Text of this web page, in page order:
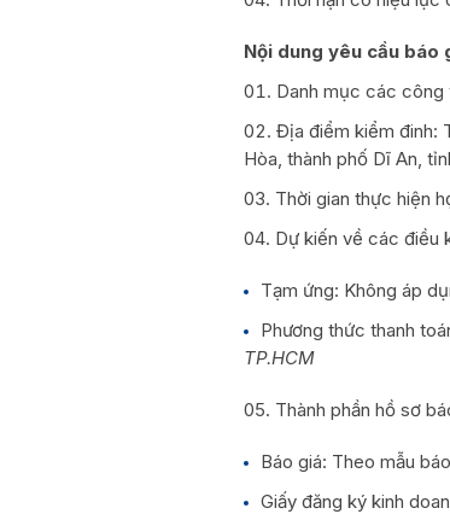
Nội dung yêu cầu báo
Danh mục các công
Địa điểm kiểm đinh:
Hòa, thành phố Dĩ An,
Thời gian thực hiện
Dự kiến về các điều
Tạm ứng: Không áp
Phương thức thanh
TP.HCM
Thành phần hồ sơ
Báo giá: Theo mẫu
Giấy đăng ký kinh